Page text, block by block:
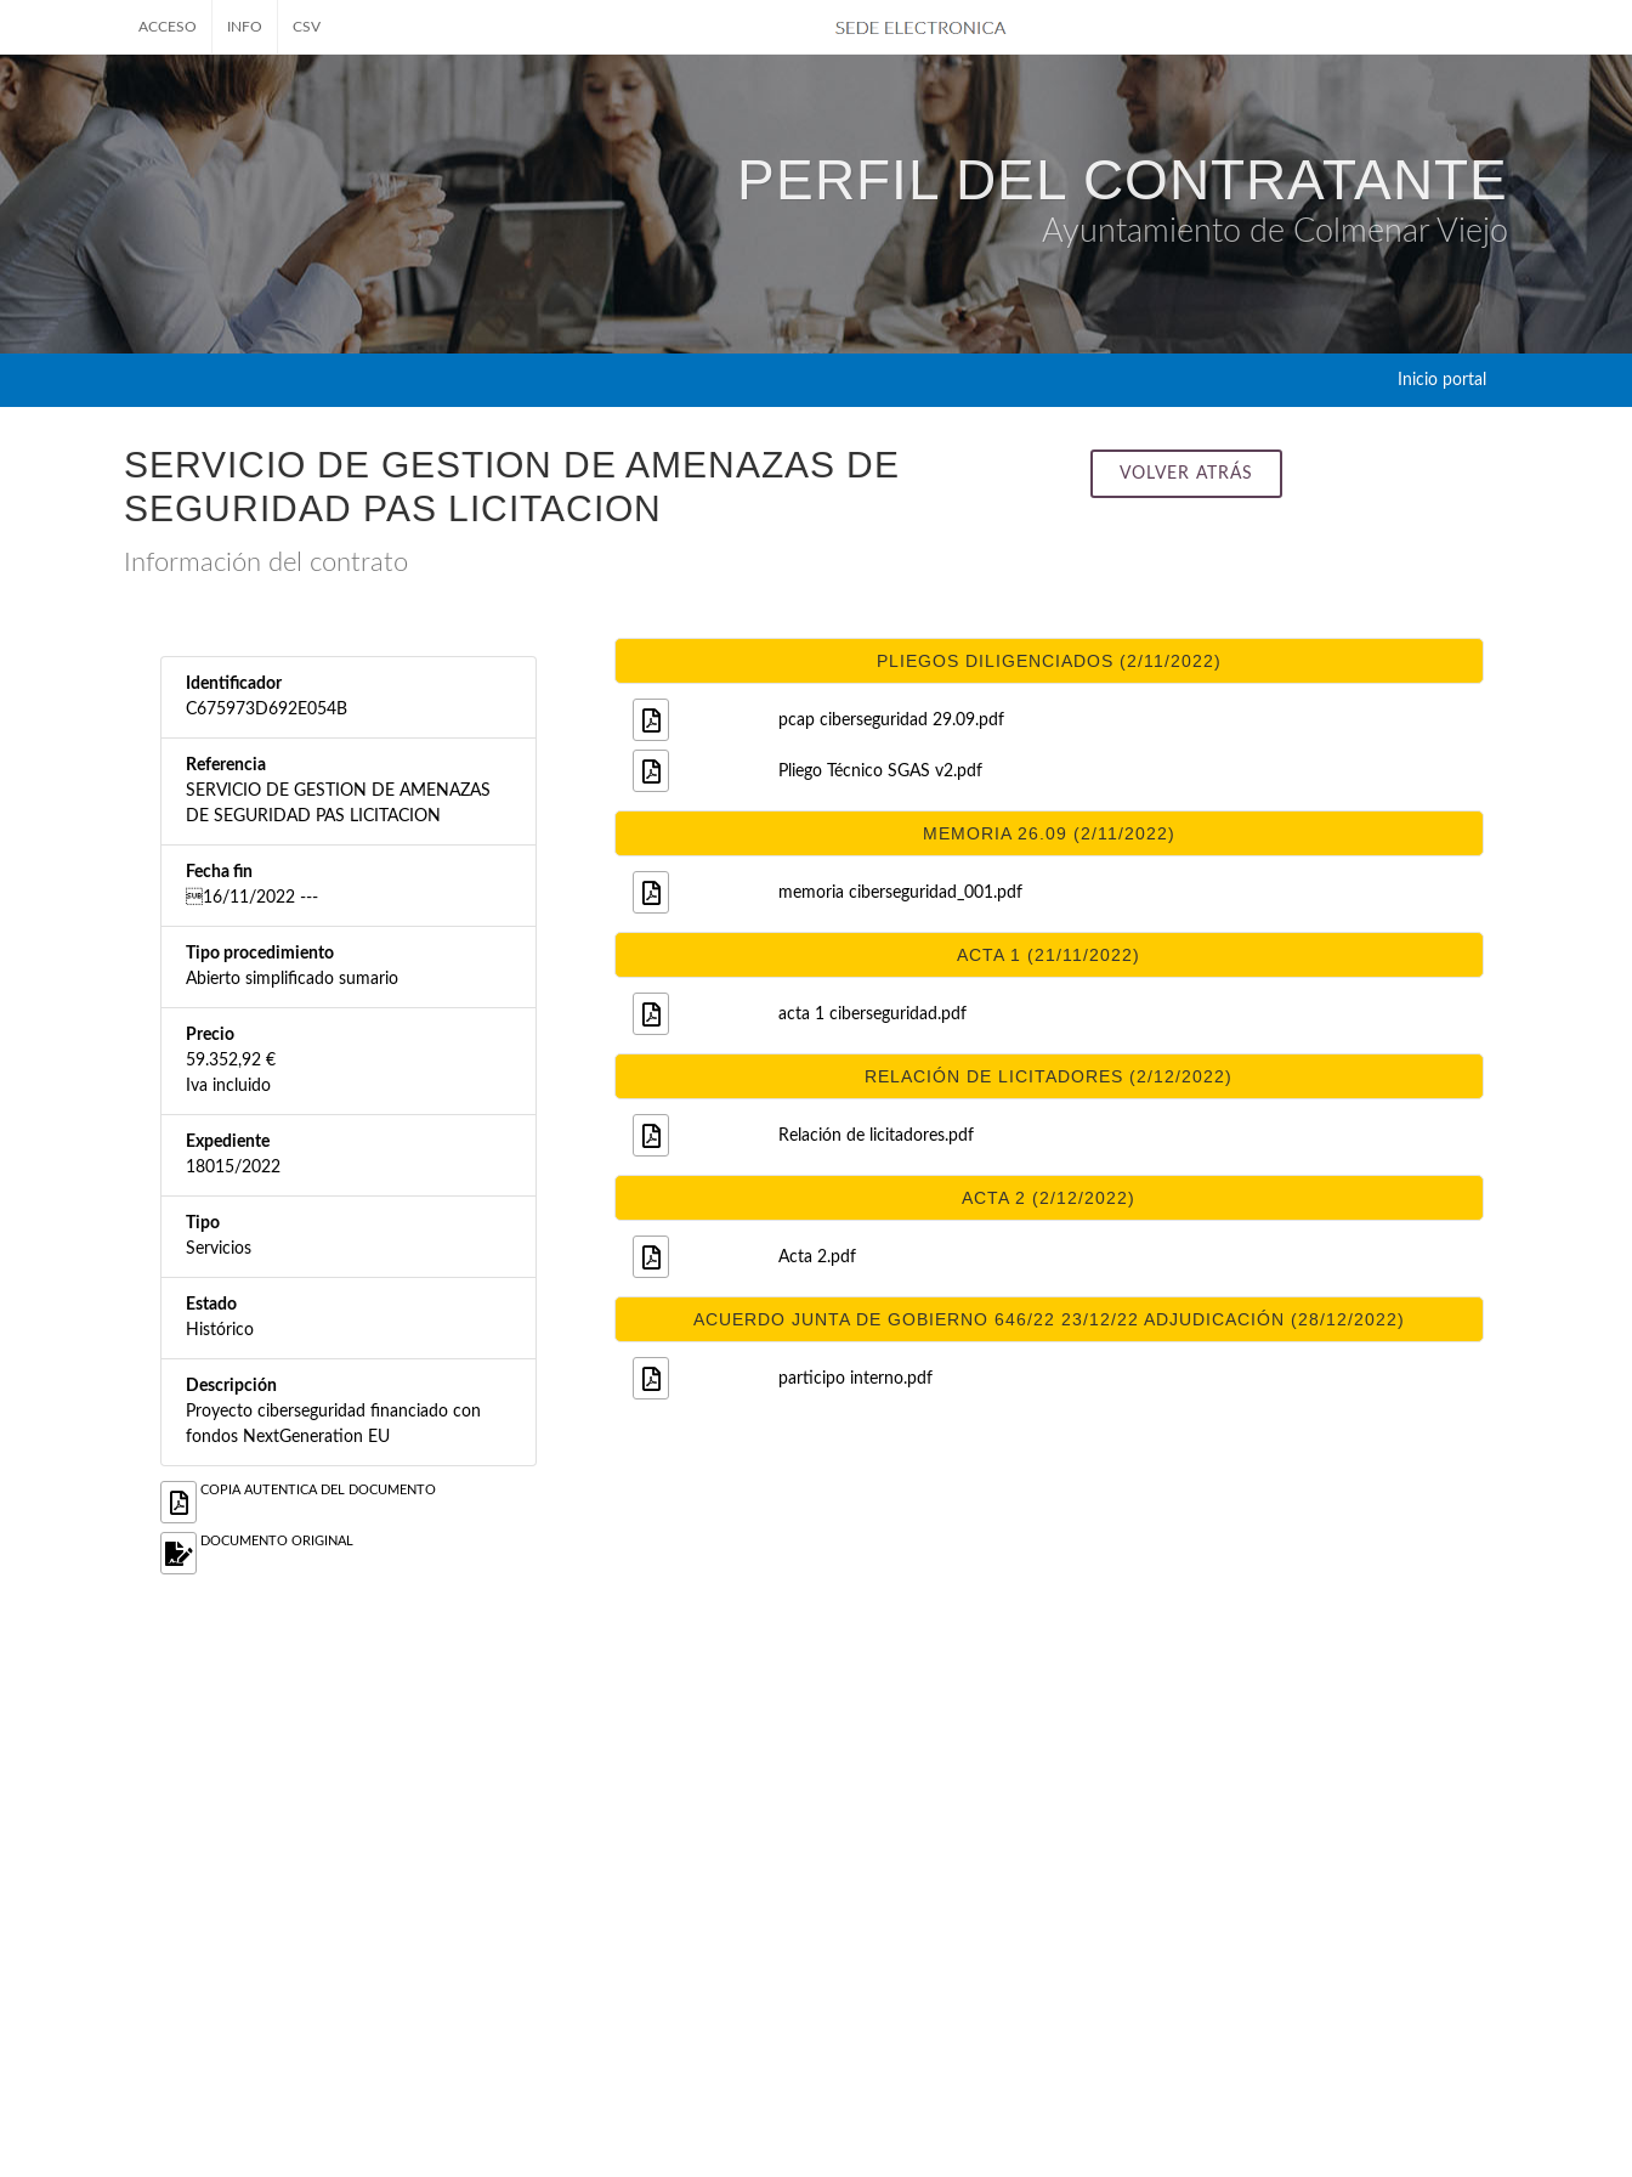
ACCESO INFO CSV
PERFIL DEL CONTRATANTE
Ayuntamiento de Colmenar Viejo
Inicio portal
SERVICIO DE GESTION DE AMENAZAS DE
SEGURIDAD PAS LICITACION
Información del contrato
VOLVER ATRÁS
Identificador
C675973D692E054B
Referencia
SERVICIO DE GESTION DE AMENAZAS
DE SEGURIDAD PAS LICITACION
Fecha fin
16/11/2022 ---
Tipo procedimiento
Abierto simplificado sumario
Precio
59.352,92 €
Iva incluido
Expediente
18015/2022
Tipo
Servicios
Estado
Histórico
Descripción
Proyecto ciberseguridad financiado con
fondos NextGeneration EU
COPIA AUTENTICA DEL DOCUMENTO
DOCUMENTO ORIGINAL
PLIEGOS DILIGENCIADOS (2/11/2022)
pcap ciberseguridad 29.09.pdf
Pliego Técnico SGAS v2.pdf
MEMORIA 26.09 (2/11/2022)
memoria ciberseguridad_001.pdf
ACTA 1 (21/11/2022)
acta 1 ciberseguridad.pdf
RELACIÓN DE LICITADORES (2/12/2022)
Relación de licitadores.pdf
ACTA 2 (2/12/2022)
Acta 2.pdf
ACUERDO JUNTA DE GOBIERNO 646/22 23/12/22 ADJUDICACIÓN (28/12/2022)
participo interno.pdf